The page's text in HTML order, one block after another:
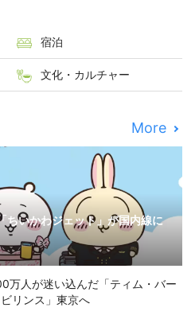
宿泊
文化・カルチャー
More
ちいかわジェット」が国内線に
万人が迷い込んだ「ティム・バー
ビリンス」東京へ